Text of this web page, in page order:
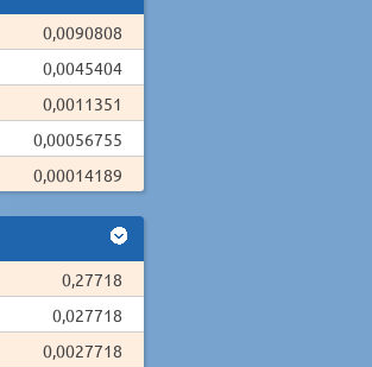
0,0090808
0,0045404
0,0011351
0,00056755
0,00014189
0,27718
0,027718
0,0027718